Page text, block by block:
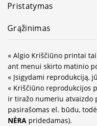
Pristatymas
Grąžinimas
« Algio Kriščiūno printai
ant menui skirto matinio
« Įsigydami reprodukciją,
« Kriščiūno reprodukcijos
ir tiražo numeriu atvaizdo
pasirašomas el. būdu,
NĖRA pridedamas).